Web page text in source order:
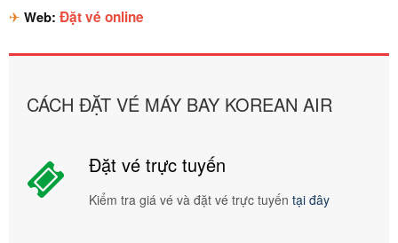
✈ Web: Đặt vé online
CÁCH ĐẶT VÉ MÁY BAY KOREAN AIR
Đặt vé trực tuyến
Kiểm tra giá vé và đặt vé trực tuyến tại đây